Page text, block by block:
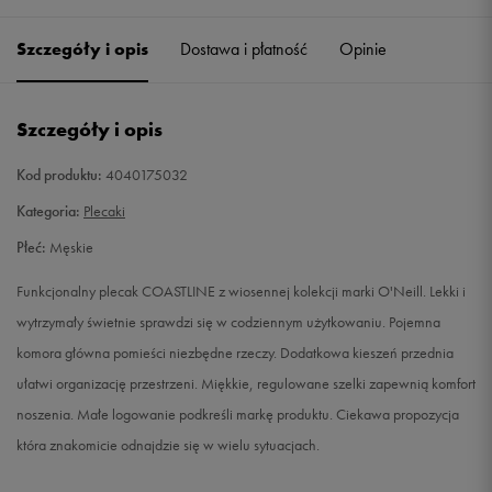
Szczegóły i opis Dostawa i płatność Opinie
Szczegóły i opis
Kod produktu: 4040175032
Kategoria: Plecaki
Płeć: Męskie
Funkcjonalny plecak COASTLINE z wiosennej kolekcji marki O'Neill. Lekki i
wytrzymały świetnie sprawdzi się w codziennym użytkowaniu. Pojemna
komora główna pomieści niezbędne rzeczy. Dodatkowa kieszeń przednia
ułatwi organizację przestrzeni. Miękkie, regulowane szelki zapewnią komfort
noszenia. Małe logowanie podkreśli markę produktu. Ciekawa propozycja
która znakomicie odnajdzie się w wielu sytuacjach.